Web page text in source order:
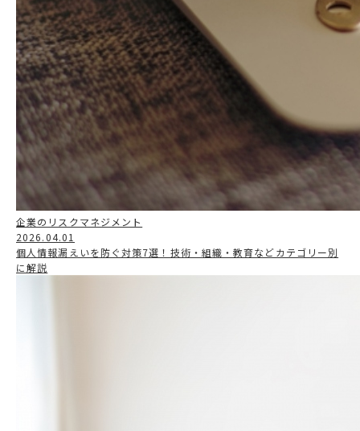
企業のリスクマネジメント
2026.04.01
個人情報漏えいを防ぐ対策7選！技術・組織・教育などカテゴリー別
に解説